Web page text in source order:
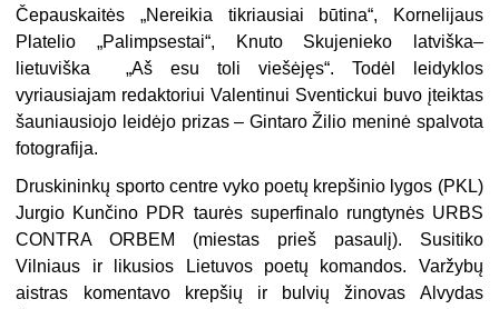
Čepauskaitės „Nereikia tikriausiai būtina“, Kornelijaus
Platelio „Palimpsestai“, Knuto Skujenieko latviška–
lietuviška „Aš esu toli viešėjęs“. Todėl leidyklos
vyriausiajam redak­toriui Valentinui Sventickui buvo įteiktas
šauniausiojo leidėjo prizas – Gintaro Žilio meninė spalvota
fotografija.
Druskininkų sporto centre vyko poetų krepšinio lygos (PKL)
Jurgio Kunčino PDR taurės superfinalo rungtynės URBS
CONTRA ORBEM (miestas prieš pasaulį). Susitiko
Vilniaus ir likusios Lietuvos poetų komandos. Varžybų
aistras komentavo krepšių ir bulvių žinovas Alvydas